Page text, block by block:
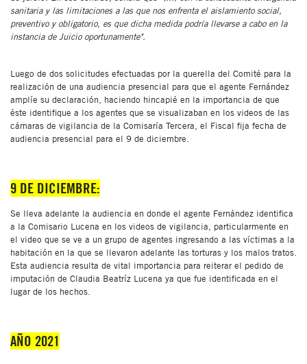
sanitaria y las limitaciones a las que nos enfrenta el aislamiento social,
preventivo y obligatorio, es que dicha medida podría llevarse a cabo en la
instancia de Juicio oportunamente".
Luego de dos solicitudes efectuadas por la querella del Comité para la
realización de una audiencia presencial para que el agente Fernández
amplíe su declaración, haciendo hincapié en la importancia de que
éste identifique a los agentes que se visualizaban en los videos de las
cámaras de vigilancia de la Comisaría Tercera, el Fiscal fija fecha de
audiencia presencial para el 9 de diciembre.
9 DE DICIEMBRE:
Se lleva adelante la audiencia en donde el agente Fernández identifica
a la Comisario Lucena en los videos de vigilancia, particularmente en
el video que se ve a un grupo de agentes ingresando a las víctimas a la
habitación en la que se llevaron adelante las torturas y los malos tratos.
Esta audiencia resulta de vital importancia para reiterar el pedido de
imputación de Claudia Beatríz Lucena ya que fue identificada en el
lugar de los hechos.
AÑO 2021